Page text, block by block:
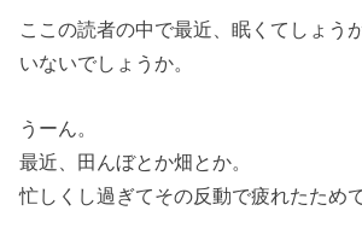
ここの読者の中で最近、眠くてしょう
いないでしょうか。
うーん。
最近、田んぼとか畑とか。
忙しくし過ぎてその反動で疲れたため